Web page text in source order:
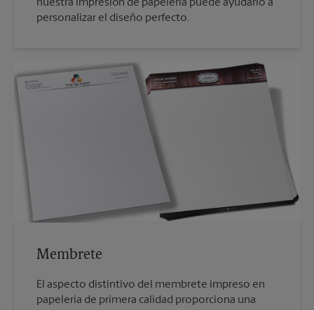
nuestra impresión de papelería puede ayudarlo a
personalizar el diseño perfecto.
Membrete
El aspecto distintivo del membrete impreso en
papelería de primera calidad proporciona una